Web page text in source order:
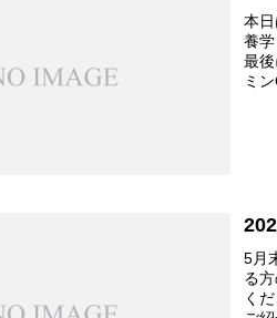
本
養
最
ミ
5月
る
く